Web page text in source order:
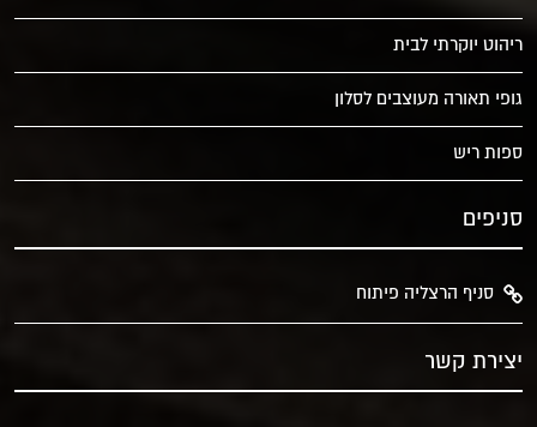
ריהוט יוקרתי לבית
גופי תאורה מעוצבים לסלון
ספות ריש
סניפים
סניף הרצליה פיתוח
יצירת קשר